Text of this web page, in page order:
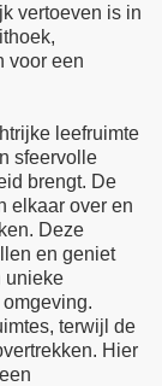
vertoeven is in
voor een
leefruimte
sfeervolle
brengt. De
elkaar over en
Deze
en geniet
unieke
terwijl de
Hier